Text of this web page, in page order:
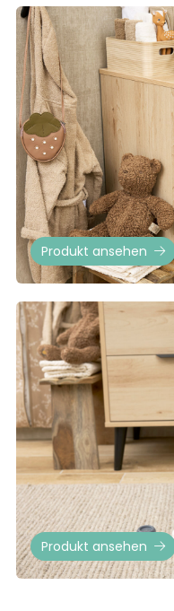
Produkt ansehen
Produkt ansehen